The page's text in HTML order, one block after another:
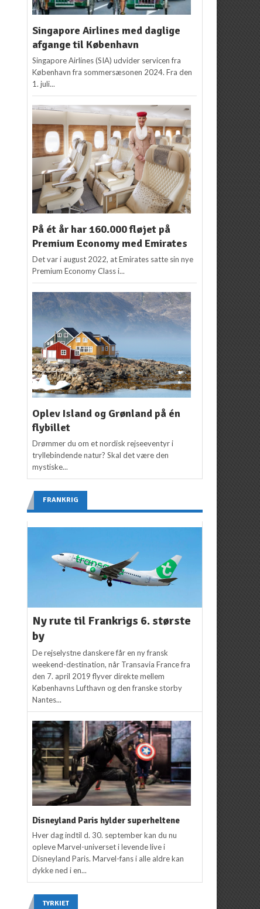
Singapore Airlines med daglige
afgange til København
Singapore Airlines (SIA) udvider servicen fra
København fra sommersæsonen 2024. Fra den
1. juli...
På ét år har 160.000 fløjet på
Premium Economy med Emirates
Det var i august 2022, at Emirates satte sin nye
Premium Economy Class i...
Oplev Island og Grønland på én
flybillet
Drømmer du om et nordisk rejseeventyr i
tryllebindende natur? Skal det være den
mystiske...
FRANKRIG
Ny rute til Frankrigs 6. største
by
De rejselystne danskere får en ny fransk
weekend-destination, når Transavia France fra
den 7. april 2019 flyver direkte mellem
Københavns Lufthavn og den franske storby
Nantes...
Disneyland Paris hylder superheltene
Hver dag indtil d. 30. september kan du nu
opleve Marvel-universet i levende live i
Disneyland Paris. Marvel-fans i alle aldre kan
dykke ned i en...
TYRKIET